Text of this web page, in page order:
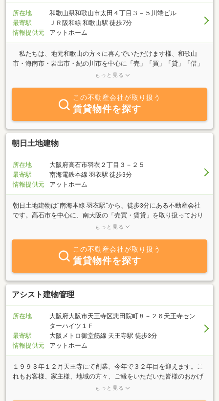
所在地
和歌山県和歌山市太田４丁目３－５川端ビル
最寄駅
ＪＲ阪和線 和歌山駅 徒歩7分
情報提供元
アットホーム
私たちは、地元和歌山の方々に喜んでいただけます様、和歌山
市・海南市・岩出市・紀の川市を中心に「売」「買」「貸」「借」
「有効活用」等不動産のトータルプランナーとして頑張っていま
言葉にしています。 不動産に関するご相談・お問合せ等、どうぞ
お気軽にご来店・お電話・メール・ＬＩＮＥ等いただければと思い
ます。 スタッフ一同心よりお待ち致しております。
もっと見る
この不動産会社が取り扱う
賃貸物件を探す
朝日土地建物
所在地
大阪府高石市羽衣２丁目３－２５
最寄駅
南海電鉄本線 羽衣駅 徒歩3分
情報提供元
アットホーム
朝日土地建物は”南海本線 羽衣駅”から、徒歩3分にある不動産会社
です。高石市を中心に、南大阪の「売買・賃貸」を取り扱っており
ますので、物件をお探しのお客様は、ぜひ一度、朝日土地建物まで
を全力でサポートします！≫お客様からのお問い合わせを心よりお
待ちしております！
もっと見る
この不動産会社が取り扱う
賃貸物件を探す
アシスト建物管理
所在地
大阪府大阪市天王寺区悲田院町８－２６天王寺セン
ターハイツ１Ｆ
最寄駅
大阪メトロ御堂筋線 天王寺駅 徒歩3分
情報提供元
アットホーム
１９９３年１２月天王寺にて創業、今年で３２年目を迎えます。こ
れもお客様、家主様、地域の方々、ご縁をいただいた皆様のおかげ
と感謝しております。小さな会社ですが、地域に根ざした営業活動
もっと見る